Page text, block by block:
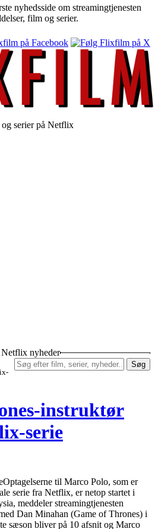
nyhedsside om streamingtjenesten
film og serier.
serier på Netflix
nyheder
Søg
instruktør
serie
Optagelserne til Marco Polo, som er
serie fra Netflix, er netop startet i
meddeler streamingtjenesten
Dan Minahan (Game of Thrones) i
sæson bliver på 10 afsnit og Marco